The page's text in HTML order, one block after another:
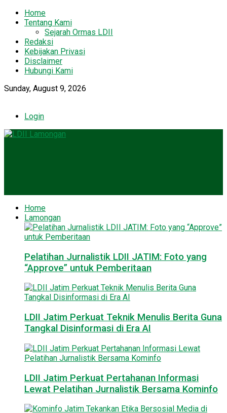
Home
Tentang Kami
Sejarah Ormas LDII
Redaksi
Kebijakan Privasi
Disclaimer
Hubungi Kami
Sunday, August 9, 2026
Login
Home
Lamongan
Pelatihan Jurnalistik LDII JATIM: Foto yang
“Approve” untuk Pemberitaan
LDII Jatim Perkuat Teknik Menulis Berita Guna
Tangkal Disinformasi di Era AI
LDII Jatim Perkuat Pertahanan Informasi
Lewat Pelatihan Jurnalistik Bersama Kominfo